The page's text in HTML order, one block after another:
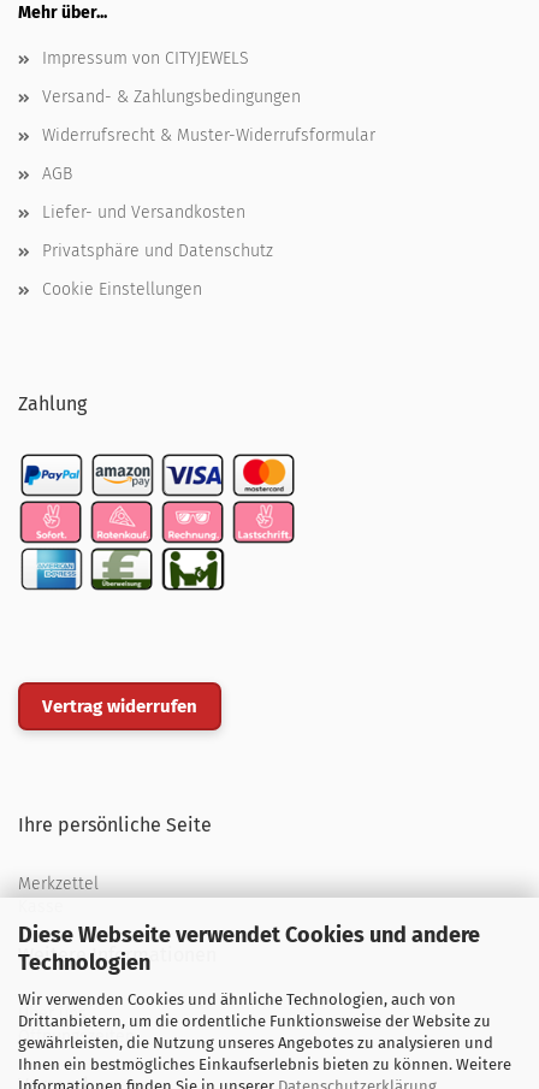
Diese Webseite verwendet Cookies und andere
Technologien
Wir verwenden Cookies und ähnliche Technologien, auch von
Drittanbietern, um die ordentliche Funktionsweise der Website zu
gewährleisten, die Nutzung unseres Angebotes zu analysieren und
Ihnen ein bestmögliches Einkaufserlebnis bieten zu können. Weitere
Informationen finden Sie in unserer Datenschutzerklärung
Mehr über...
Impressum von CITYJEWELS
Versand- & Zahlungsbedingungen
Widerrufsrecht & Muster-Widerrufsformular
AGB
Liefer- und Versandkosten
Privatsphäre und Datenschutz
Cookie Einstellungen
Zahlung
Vertrag widerrufen
Ihre persönliche Seite
Merkzettel
Weitere Informationen
Über uns
Öffnungszeiten